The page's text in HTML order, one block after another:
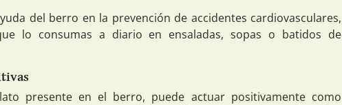
del berro en la prevención de accidentes cardiovasculares,
lo consumas a diario en ensaladas, sopas o batidos de
presente en el berro, puede actuar positivamente como